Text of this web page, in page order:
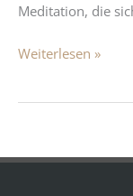
Meditation, die
Weiterlesen »